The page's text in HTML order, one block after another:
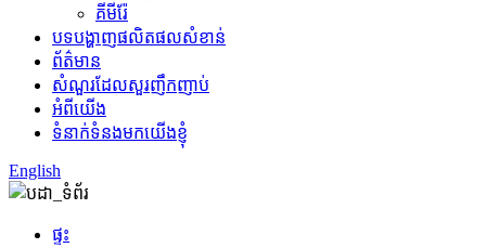
គីមីរ៉ែ
បទបង្ហាញផលិតផលសំខាន់
ព័ត៌មាន
សំណួរដែលសួរញឹកញាប់
អំពីយើង
ទំនាក់ទំនងមកយើងខ្ញុំ
English
ផ្ទះ